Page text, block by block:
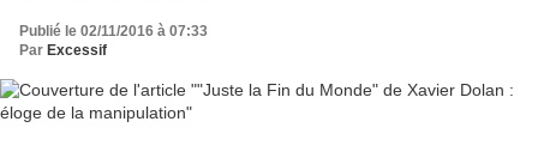
Publié le 02/11/2016 à 07:33
Par Excessif